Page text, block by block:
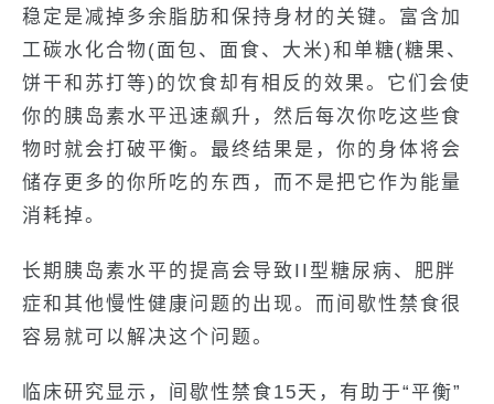
稳定是减掉多余脂肪和保持身材的关键。富含加
工碳水化合物(面包、面食、大米)和单糖(糖果、
饼干和苏打等)的饮食却有相反的效果。它们会使
你的胰岛素水平迅速飙升，然后每次你吃这些食
物时就会打破平衡。最终结果是，你的身体将会
储存更多的你所吃的东西，而不是把它作为能量
消耗掉。
长期胰岛素水平的提高会导致II型糖尿病、肥胖
症和其他慢性健康问题的出现。而间歇性禁食很
容易就可以解决这个问题。
临床研究显示，间歇性禁食15天，有助于“平衡”